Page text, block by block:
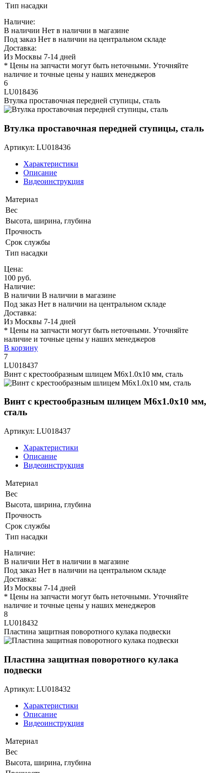
Тип насадки
Наличие:
В наличии Нет в наличии в магазине
Под заказ Нет в наличии на центральном складе
Доставка:
Из Москвы 7-14 дней
* Цены на запчасти могут быть неточными. Уточняйте
наличие и точные цены у наших менеджеров
6
LU018436
Втулка проставочная передней ступицы, сталь
Втулка проставочная передней ступицы, сталь
Артикул: LU018436
Характеристики
Описание
Видеоинструкция
Материал
Вес
Высота, ширина, глубина
Прочность
Срок службы
Тип насадки
Цена:
100 руб.
Наличие:
В наличии В наличии в магазине
Под заказ Нет в наличии на центральном складе
Доставка:
Из Москвы 7-14 дней
* Цены на запчасти могут быть неточными. Уточняйте
наличие и точные цены у наших менеджеров
В корзину
7
LU018437
Винт с крестообразным шлицем M6x1.0x10 мм, сталь
Винт с крестообразным шлицем M6x1.0x10 мм,
сталь
Артикул: LU018437
Характеристики
Описание
Видеоинструкция
Материал
Вес
Высота, ширина, глубина
Прочность
Срок службы
Тип насадки
Наличие:
В наличии Нет в наличии в магазине
Под заказ Нет в наличии на центральном складе
Доставка:
Из Москвы 7-14 дней
* Цены на запчасти могут быть неточными. Уточняйте
наличие и точные цены у наших менеджеров
8
LU018432
Пластина защитная поворотного кулака подвески
Пластина защитная поворотного кулака
подвески
Артикул: LU018432
Характеристики
Описание
Видеоинструкция
Материал
Вес
Высота, ширина, глубина